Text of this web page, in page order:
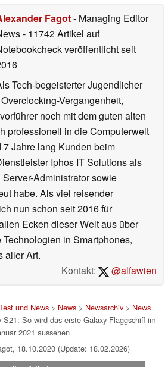
Fagot- Managing Editor
- 11742 Artikel auf
veröffentlichtseit
Tech-begeisterter Jugendlicher
Vergangenheit,
noch mit dem guten alten
professionell in die Computerwelt
Jahre lang Kunden beim
Iphos IT Solutions als
Administrator sowie
habe. Als viel reisender
nun schon seit 2016 für
Ecken dieser Welt aus über
in Smartphones,
aller Art.
Kontakt:
@alfawien
und News> News> Newsarchiv> News
S21: So wird das erste Galaxy-Flaggschiff im
2021 aussehen
18.10.2020 (Update: 18.02.2026)